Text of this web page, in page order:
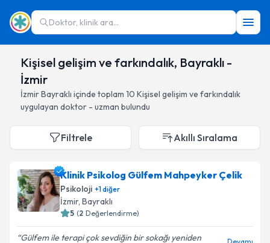
Doktor, klinik ara...
Kişisel gelişim ve farkındalık, Bayraklı -
İzmir
İzmirBayraklı içinde toplam 10 Kişisel gelişim ve farkındalık
uygulayan doktor - uzman bulundu
Filtrele Akıllı Sıralama
Klinik Psikolog Gülfem Mahpeyker Çelik
Psikoloji +1diğer
İzmir, Bayraklı
5 (2 Değerlendirme)
Gülfem ile terapi çok sevdiğin bir sokağı yeniden